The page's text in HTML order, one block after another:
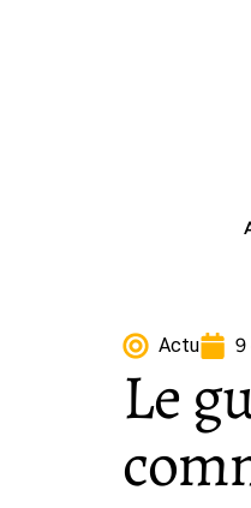
Actu 9
Le